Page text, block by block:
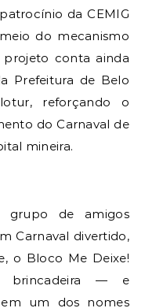
da CEMIG
do mecanismo
projeto conta ainda
Prefeitura de Belo
reforçando o
do Carnaval de
mineira.
grupo de amigos
Carnaval divertido,
o Bloco Me Deixe!
brincadeira — e
um dos nomes